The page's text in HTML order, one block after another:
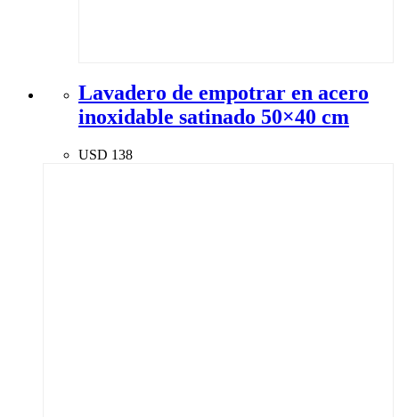
Lavadero de empotrar en acero
inoxidable satinado 50×40 cm
USD 138